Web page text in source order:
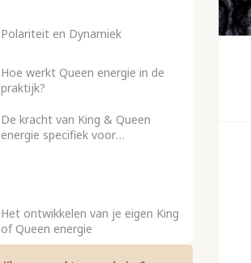
Polariteit en Dynamiek
Hoe werkt Queen energie in de
praktijk?
De kracht van King & Queen
energie specifiek voor
Het ontwikkelen van je eigen King
of Queen energie